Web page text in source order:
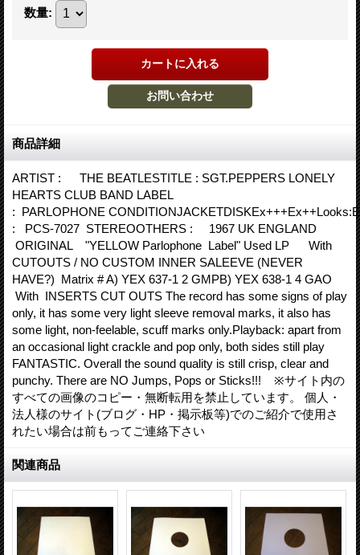
数量:
商品詳細
ARTIST : THE BEATLESTITLE : SGT.PEPPERS LONELY
HEARTS CLUB BAND LABEL
: PARLOPHONE
: PCS-7027 STEREOOTHERS : 1967 UK ENGLAND
ORIGINAL "YELLOW Parlophone Label" Used LP With
CUTOUTS / NO CUSTOM INNER SALEEVE (NEVER
HAVE?) Matrix # A) YEX 637-1 2 GMPB) YEX 638-1 4 GAO
With INSERTS CUT OUTS The record has some signs of play
only, it has some very light sleeve removal marks, it also has
some light, non-feelable, scuff marks only.Playback: apart from
an occasional light crackle and pop only, both sides still play
FANTASTIC. Overall the sound quality is still crisp, clear and
punchy. There are NO Jumps, Pops or Sticks!!! ※サイト内の
すべての画像のコピー・無断転用を禁止しています。 個人・
法人様のサイト(ブログ・HP・掲示板等)でのご紹介で使用さ
れたい場合は前もってご連絡下さい
関連商品